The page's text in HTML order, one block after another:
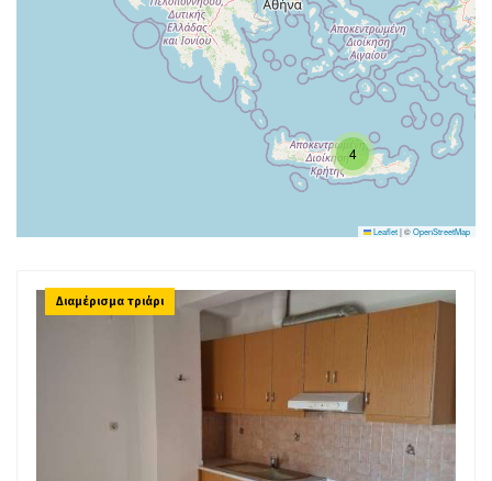
4
Leaflet|©OpenStreetMap
Διαμέρισμα τριάρι